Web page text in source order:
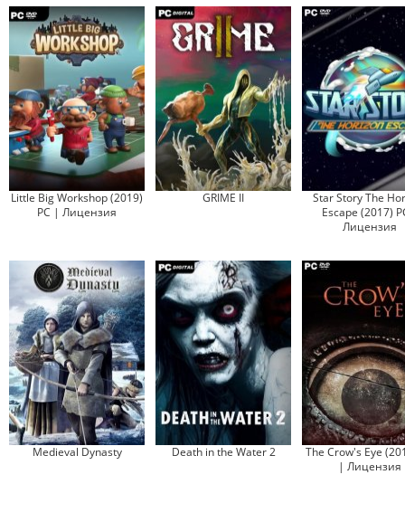
Little Big Workshop (2019)
PC | Лицензия
GRIME II
Star Story The
Escape (2017)
Лицензия
Medieval Dynasty Death in the Water 2
The Crow's Eye
| Лицензия